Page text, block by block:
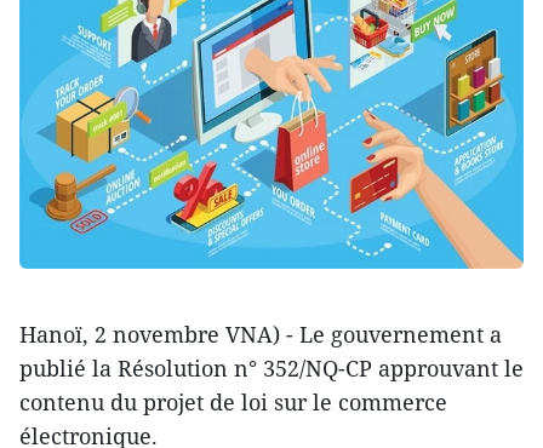
Hanoï, 2 novembre VNA) - Le gouvernement a
publié la Résolution n° 352/NQ-CP approuvant le
contenu du projet de loi sur le commerce
électronique.